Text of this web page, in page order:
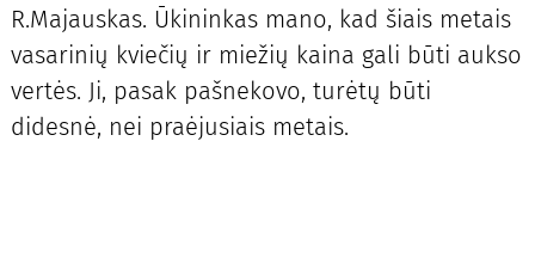
R.Majauskas. Ūkininkas mano, kad šiais metais
vasarinių kviečių ir miežių kaina gali būti aukso
vertės. Ji, pasak pašnekovo, turėtų būti
didesnė, nei praėjusiais metais.